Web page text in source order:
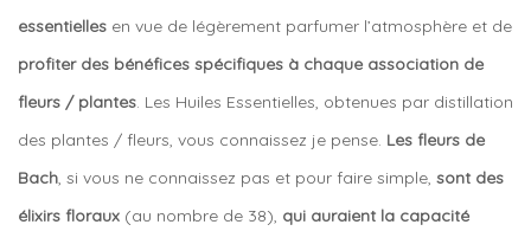
essentielles en vue de légèrement parfumer l’atmosphère et de
profiter des bénéfices spécifiques à chaque association de
fleurs / plantes. Les Huiles Essentielles, obtenues par distillation
des plantes / fleurs, vous connaissez je pense. Les fleurs de
Bach, si vous ne connaissez pas et pour faire simple, sont des
élixirs floraux (au nombre de 38), qui auraient la capacité